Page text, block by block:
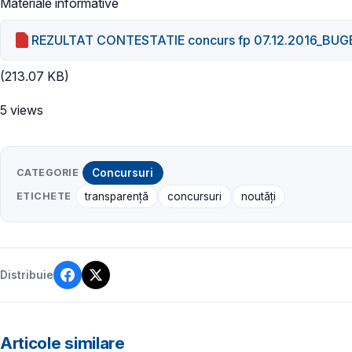
Materiale informative
REZULTAT CONTESTATIE concurs fp
(213.07 KB)
5 views
CATEGORIE Concursuri
ETICHETE transparenţă concursuri noutăți
Distribuie
Articole similare